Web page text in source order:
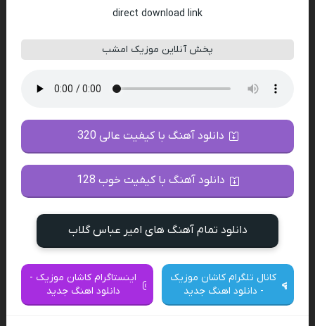
direct download link
پخش آنلاین موزیک امشب
دانلود آهنگ با کیفیت عالی 320
دانلود آهنگ با کیفیت خوب 128
دانلود تمام آهنگ های امیر عباس گلاب
کانال تلگرام کاشان موزیک
- دانلود اهنگ جدید
اینستاگرام کاشان موزیک -
دانلود اهنگ جدید